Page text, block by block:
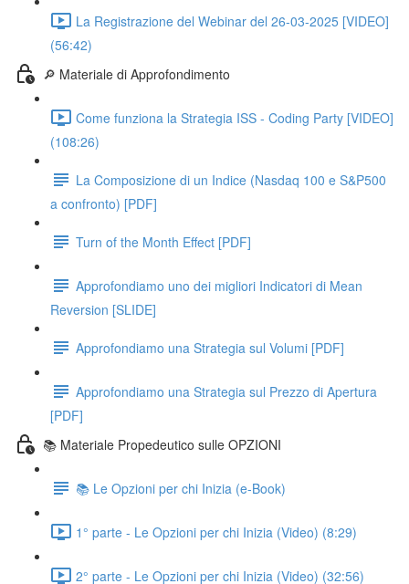
La Registrazione del Webinar del 26-03-2025 [VIDEO]
(56:42)
🔎 Materiale di Approfondimento
Come funziona la Strategia ISS - Coding Party [VIDEO]
(108:26)
La Composizione di un Indice (Nasdaq 100 e S&P500
a confronto) [PDF]
Turn of the Month Effect [PDF]
Approfondiamo uno dei migliori Indicatori di Mean
Reversion [SLIDE]
Approfondiamo una Strategia sul Volumi [PDF]
Approfondiamo una Strategia sul Prezzo di Apertura
[PDF]
📚 Materiale Propedeutico sulle OPZIONI
📚 Le Opzioni per chi Inizia (e-Book)
1° parte - Le Opzioni per chi Inizia (Video) (8:29)
2° parte - Le Opzioni per chi Inizia (Video) (32:56)